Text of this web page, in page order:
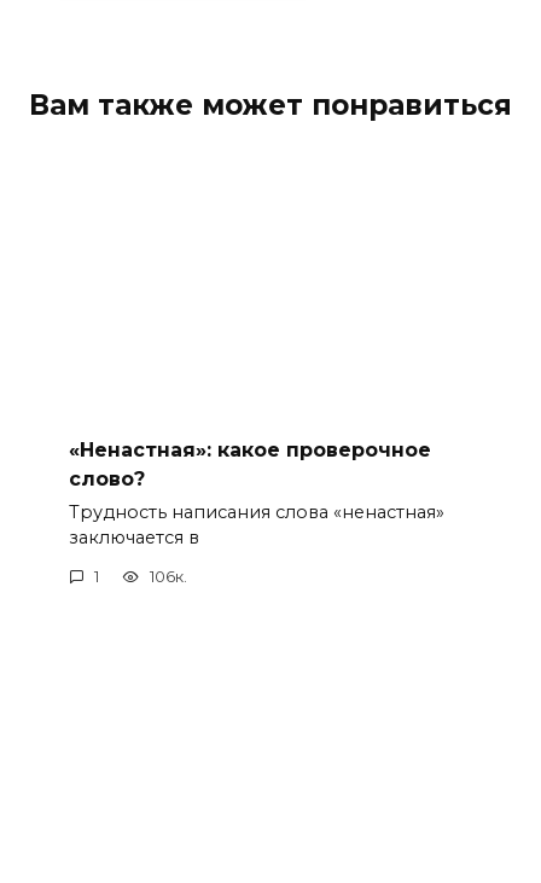
Вам также может понравиться
«Ненастная»: какое проверочное
слово?
Трудность написания слова «ненастная»
заключается в
1 106к.